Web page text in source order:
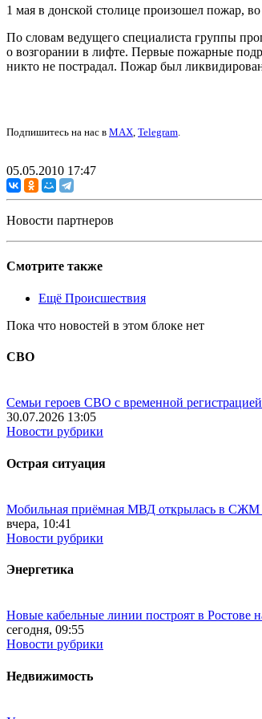
1 мая в донской столице произошел пожар,
По словам ведущего специалиста группы
о возгорании в лифте. Первые пожарные
никто не пострадал. Пожар был
Подпишитесь на нас в MAX, Telegram.
05.05.2010 17:47
Новости партнеров
Смотрите также
Ещё Происшествия
Пока что новостей в этом блоке нет
СВО
Семьи героев СВО с временной
30.07.2026 13:05
Новости рубрики
Острая ситуация
Мобильная приёмная МВД открылась в СЖМ
вчера, 10:41
Новости рубрики
Энергетика
Новые кабельные линии построят в Ростове
сегодня, 09:55
Новости рубрики
Недвижимость